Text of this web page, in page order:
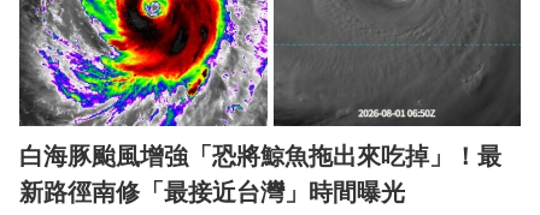
白海豚颱風增強「恐將鯨魚拖出來吃掉」！最
新路徑南修「最接近台灣」時間曝光